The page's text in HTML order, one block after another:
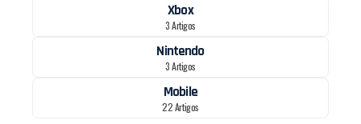
Xbox
3 Artigos
Nintendo
3 Artigos
Mobile
22 Artigos